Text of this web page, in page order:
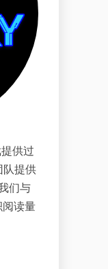
供过
队提供
们与
读量